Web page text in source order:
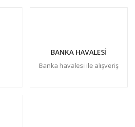
BANKA HAVALESİ
Banka havalesi ile alışveriş